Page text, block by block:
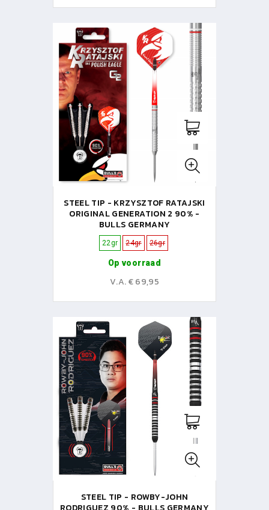
STEEL TIP - KRZYSZTOF RATAJSKI
ORIGINAL GENERATION 2 90% -
BULLS GERMANY
22gr 24gr 26gr
Op voorraad
V.A. € 69,95
STEEL TIP - ROWBY-JOHN